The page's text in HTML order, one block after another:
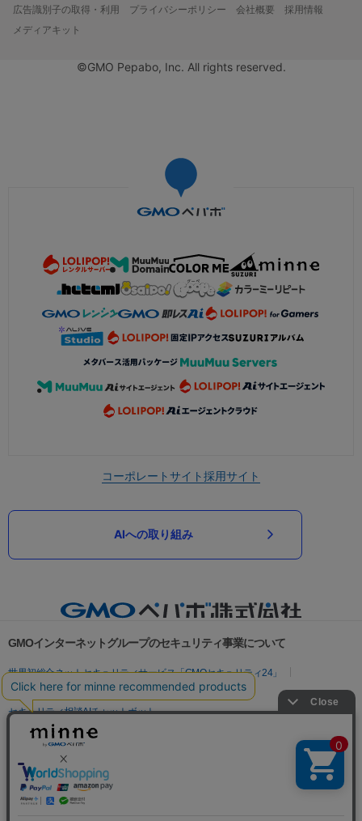
広告識別子の取得・利用
プライバシーポリシー 会社概要
採用情報
メディアキット
©GMO Pepabo, Inc. All rights reserved.
コーポレートサイト採用サイト
AIへの取り組み
GMOインターネットグループのセキュリティ事業について
世界初総合ネットセキュリティサービス「GMOセキュリティ24」
パスワード漏洩診断
Webサイトリスク診断
セキュリティ相談AIチャットボット
実在証明・盗聴対策
サイバー攻撃対策（GMO Flatt Security）
セキュリティ事業の軌跡